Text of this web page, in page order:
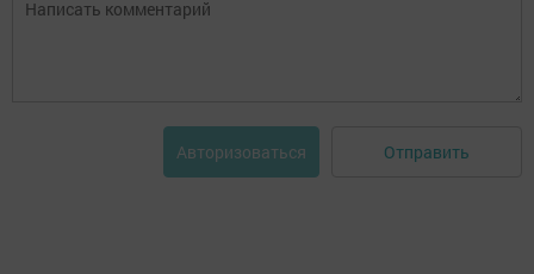
Авторизоваться Отправить